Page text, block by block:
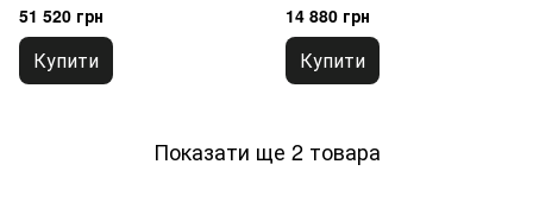
51 520 грн
Купити
14 880 грн
Купити
Показати ще 2 товара